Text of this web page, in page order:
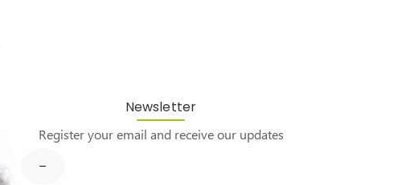
Newsletter
Register your email and receive our updates